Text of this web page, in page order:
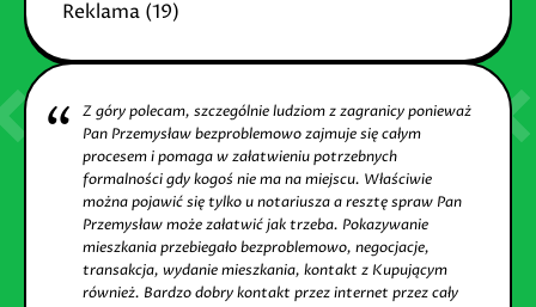
Reklama (19)
Z góry polecam, szczególnie ludziom z zagranicy ponieważ
Pan Przemysław bezproblemowo zajmuje się całym
procesem i pomaga w załatwieniu potrzebnych
formalności gdy kogoś nie ma na miejscu. Właściwie
można pojawić się tylko u notariusza a resztę spraw Pan
Przemysław może załatwić jak trzeba. Pokazywanie
mieszkania przebiegało bezproblemowo, negocjacje,
transakcja, wydanie mieszkania, kontakt z Kupującym
również. Bardzo dobry kontakt przez internet przez cały